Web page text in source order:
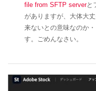
file from SFTP serverと
がありますが、大体大
来ないとの意味なのか
す。ごめんなさい。